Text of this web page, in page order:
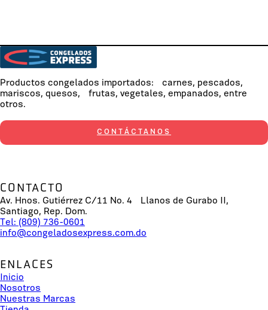
Productos congelados importados: carnes, pescados,
mariscos, quesos, frutas, vegetales, empanados, entre
otros.
CONTÁCTANOS
CONTACTO
Av. Hnos. Gutiérrez C/11 No. 4 Llanos de Gurabo II,
Santiago, Rep. Dom.
Tel: (809) 736-0601
info@congeladosexpress.com.do
ENLACES
Inicio
Nosotros
Nuestras Marcas